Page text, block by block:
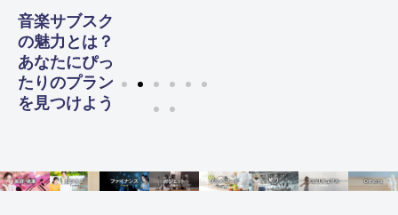
音楽サブスク
の魅力とは？
あなたにぴっ
たりのプラン
を見つけよう